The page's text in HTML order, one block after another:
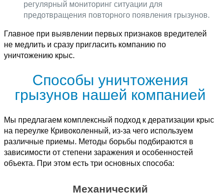
регулярный мониторинг ситуации для
предотвращения повторного появления грызунов.
Главное при выявлении первых признаков вредителей
не медлить и сразу пригласить компанию по
уничтожению крыс.
Способы уничтожения
грызунов нашей компанией
Мы предлагаем комплексный подход к дератизации крыс
на переулке Кривоколенный, из-за чего используем
различные приемы. Методы борьбы подбираются в
зависимости от степени заражения и особенностей
объекта. При этом есть три основных способа:
Механический